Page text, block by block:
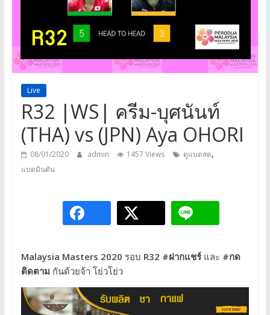
my
life
Live
R32 |WS| ครีม-บุศนันท์
(THA) vs (JPN) Aya OHORI
08/01/2020 admin 1457 Views ดูแบดสด,
แบดมินตัน
Malaysia Masters 2020 รอบ R32 #ฝากแชร์ และ #กด
ติดตาม กันด้วยจ้า โย่วโย่ว